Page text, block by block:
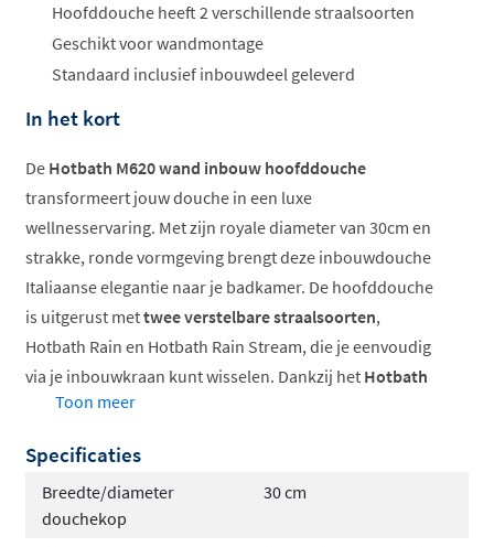
Hoofddouche heeft 2 verschillende straalsoorten
Geschikt voor wandmontage
Standaard inclusief inbouwdeel geleverd
In het kort
De Hotbath M620 wand inbouw hoofddouche
transformeert jouw douche in een luxe
wellnesservaring. Met zijn royale diameter van 30cm en
strakke, ronde vormgeving brengt deze inbouwdouche
Italiaanse elegantie naar je badkamer. De hoofddouche
is uitgerust mettwee verstelbare straalsoorten,
Hotbath Rain en Hotbath Rain Stream, die je eenvoudig
via je inbouwkraan kunt wisselen. Dankzij het Hotbath
Ecoair Systemgeniet je van een volle, zachte waterstraal
kleuren, van klassiek chroom tot trendy geborsteld
koper of zwart PVD.
Toon meer
Specificaties
Breedte/diameter
douchekop
30 cm